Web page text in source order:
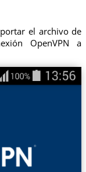
el archivo de
OpenVPN a